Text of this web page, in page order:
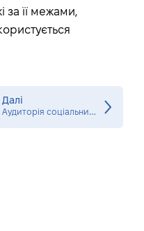
за її межами,
Далі
А
удиторія соціальних мереж (авдиторія)